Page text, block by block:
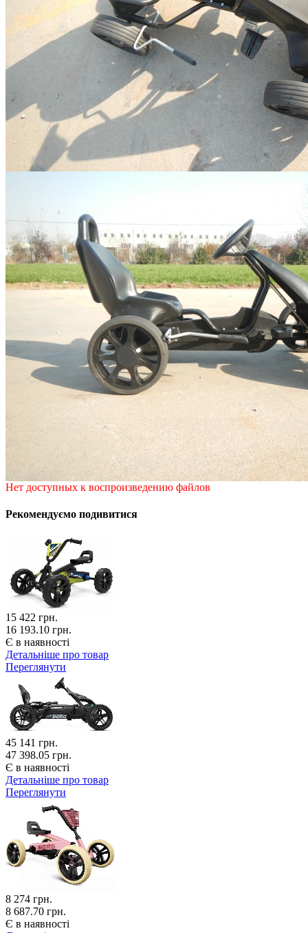
Нет доступных к воспроизведению файлов
Рекомендуємо подивитися
15 422 грн.
16 193.10 грн.
Є в наявності
Детальніше про товар
Переглянути
45 141 грн.
47 398.05 грн.
Є в наявності
Детальніше про товар
Переглянути
8 274 грн.
8 687.70 грн.
Є в наявності